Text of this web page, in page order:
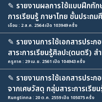
✎ รายงานผลการใช้แบบฝึกทัก
การเรียนรู้ ภาษาไทย ชั้นประถ
เดือน : 2 ส.ค. 2564 เปิด 103949 ครั้ง
✎ รายงานการใช้เอกสารปร
สาระการเรียนรู้ศิลปะ(ดนตรี) ส
ครูภาค : 29 เม.ย. 2561 เปิด 104943 ครั้ง
✎ รายงานการใช้เอกสารประ
จากเศษวัสดุ กลุ่มสาระการเรีย
Rungtinna : 20 ต.ค. 2559 เปิด 105075 ครั้ง